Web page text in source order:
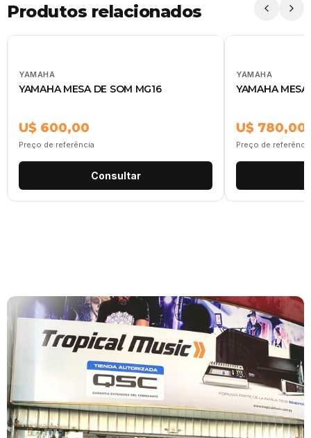
Produtos relacionados
YAMAHA
YAMAHA MESA DE SOM MG16
U$ 600,00
Preço de referência
Consultar
YAMAHA
YAMAHA
U$ 780,00
Preço de referência